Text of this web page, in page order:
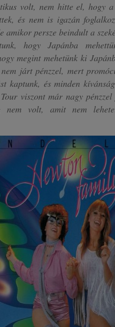
volt, nem hitte el, hogy
és nem is igazán
amikor persze beindult a
hogy Japánba
megint mehetünk ki
járt pénzzel, mert
kaptunk, és minden
viszont már nagy
nem volt, amit nem